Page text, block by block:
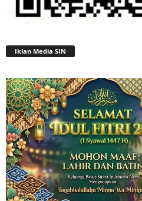
Iklan Media SIN